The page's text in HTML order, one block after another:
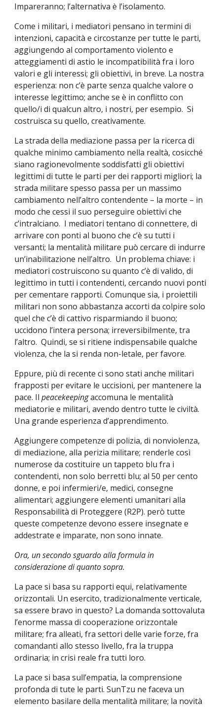
Impareranno; l’alternativa è l’isolamento.
Come i militari, i mediatori pensano in termini di
intenzioni, capacità e circostanze per tutte le parti,
aggiungendo al comportamento violento e
atteggiamenti di astio le incompatibilità fra i loro
valori e gli interessi; gli obiettivi, in breve. La nostra
esperienza: non c’è parte senza qualche valore o
interesse legittimo; anche se è in conflitto con
quello/i di qualcun altro, i nostri, per esempio.  Si
costruisca su quello, creativamente.
La strada della mediazione passa per la ricerca di
qualche minimo cambiamento nella realtà, cosicché
siano ragionevolmente soddisfatti gli obiettivi
legittimi di tutte le parti per dei rapporti migliori; la
strada militare spesso passa per un massimo
cambiamento nell’altro contendente – la morte – in
modo che cessi il suo perseguire obiettivi che
c’intralciano.  I mediatori tentano di connettere, di
arrivare con ponti al buono che c’è su tutti i
versanti; la mentalità militare può cercare di indurre
un’inabilitazione nell’altro.  Un problema chiave: i
mediatori costruiscono su quanto c’è di valido, di
legittimo in tutti i contendenti, cercando nuovi ponti
per cementare rapporti. Comunque sia, i proiettili
militari non sono abbastanza accorti da colpire solo
quel che c’è di cattivo risparmiando il buono;
uccidono l’intera persona; irreversibilmente, tra
l’altro.  Quindi, se si ritiene indispensabile qualche
violenza, che la si renda non-letale, per favore.
Eppure, più di recente ci sono stati anche militari
frapposti per evitare le uccisioni, per mantenere la
pace. Il peacekeeping accomuna le mentalità
mediatorie e militari, avendo dentro tutte le civiltà.
Una grande esperienza d’apprendimento.
Aggiungere competenze di polizia, di nonviolenza,
di mediazione, alla perizia militare; renderle così
numerose da costituire un tappeto blu fra i
contendenti, non solo berretti blu; al 50 per cento
donne, e poi infermieri/e, medici, consegne
alimentari; aggiungere elementi umanitari alla
Responsabilità di Proteggere (R2P). però tutte
queste competenze devono essere insegnate e
addestrate e imparate, non sono innate.
Ora, un secondo sguardo alla formula in
considerazione di quanto sopra.
La pace si basa su rapporti equi, relativamente
orizzontali. Un esercito, tradizionalmente verticale,
sa essere bravo in questo? La domanda sottovaluta
l’enorme massa di cooperazione orizzontale
militare; fra alleati, fra settori delle varie forze, fra
comandanti allo stesso livello, fra la truppa
ordinaria; in crisi reale fra tutti loro.
La pace si basa sull’empatia, la comprensione
profonda di tute le parti. SunTzu ne faceva un
elemento basilare della mentalità militare; la novità